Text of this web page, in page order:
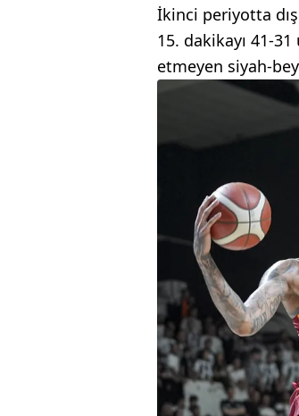
İkinci periyotta
15. dakikayı 41-
etmeyen siyah-